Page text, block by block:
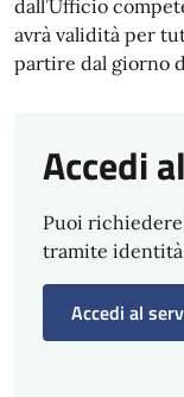
dall’Ufficio
avrà validità per
partire dal giorno
Accedi
Puoi
tramite
Accedi al